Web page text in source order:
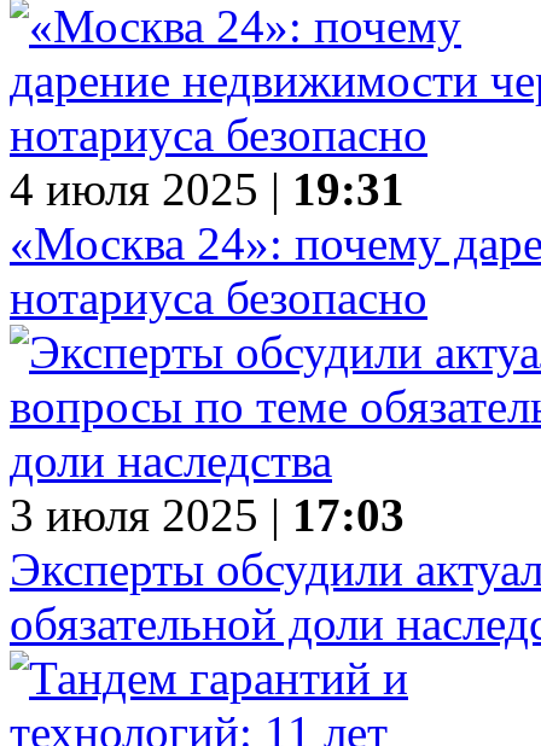
4 июля 2025 | 19:31
«Москва 24»: почему
нотариуса безопасно
3 июля 2025 | 17:03
Эксперты обсудили
обязательной доли